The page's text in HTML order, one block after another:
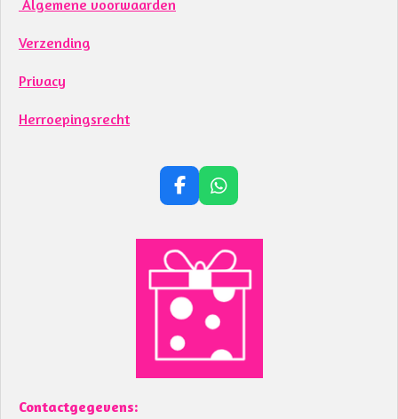
Algemene voorwaarden
Verzending
Privacy
Herroepingsrecht
F
a
e
b
o
k
W
h
t
s
p
p
Contactgegevens: